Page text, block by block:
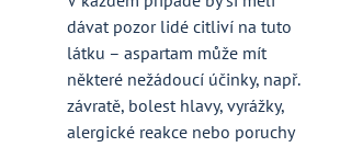
dávat pozor lidé citliví na tuto
látku – aspartam může mít
některé nežádoucí účinky, např.
závratě, bolest hlavy, vyrážky,
alergické reakce nebo poruchy